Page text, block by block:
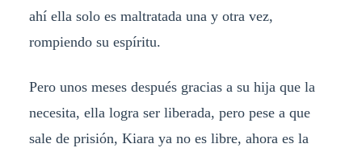
ahí ella solo es maltratada una y otra vez,
rompiendo su espíritu.
Pero unos meses después gracias a su hija que la
necesita, ella logra ser liberada, pero pese a que
sale de prisión, Kiara ya no es libre, ahora es la